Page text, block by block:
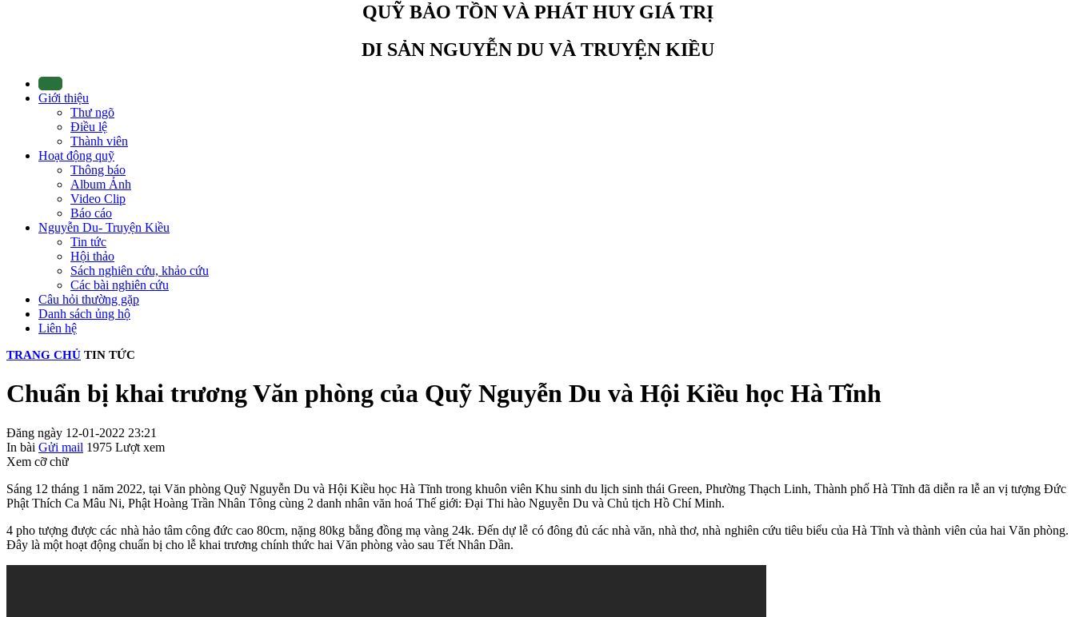
QUỸ BẢO TỒN VÀ PHÁT HUY GIÁ TRỊ
DI SẢN NGUYỄN DU VÀ TRUYỆN KIỀU
Giới thiệu
Thư ngõ
Điều lệ
Thành viên
Hoạt động quỹ
Thông báo
Album Ảnh
Video Clip
Báo cáo
Nguyễn Du- Truyện Kiều
Tin tức
Hội thảo
Sách nghiên cứu, khảo cứu
Các bài nghiên cứu
Câu hỏi thường gặp
Danh sách ủng hộ
Liên hệ
TRANG CHỦ TIN TỨC
Chuẩn bị khai trương Văn phòng của Quỹ Nguyễn Du và Hội Kiều học Hà Tĩnh
Đăng ngày 12-01-2022 23:21
In bài Gửi mail 1975 Lượt xem
Xem cỡ chữ
Sáng 12 tháng 1 năm 2022, tại Văn phòng Quỹ Nguyễn Du và Hội Kiều học Hà Tĩnh trong khuôn viên Khu sinh du lịch sinh thái Green, Phường Thạch Linh, Thành phố Hà Tĩnh đã diễn ra lễ an vị tượng Đức
Phật Thích Ca Mâu Ni, Phật Hoàng Trần Nhân Tông cùng 2 danh nhân văn hoá Thế giới: Đại Thi hào Nguyễn Du và Chủ tịch Hồ Chí Minh.
4 pho tượng được các nhà hảo tâm công đức cao 80cm, nặng 80kg bằng đồng mạ vàng 24k. Đến dự lễ có đông đủ các nhà văn, nhà thơ, nhà nghiên cứu tiêu biểu của Hà Tĩnh và thành viên của hai Văn phòng.
Đây là một hoạt động chuẩn bị cho lễ khai trương chính thức hai Văn phòng vào sau Tết Nhân Dần.